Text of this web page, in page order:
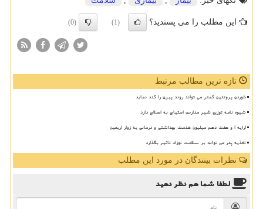
این مطلب را می پسندید؟ (1)
(0)
تازه ترین مطالب مرتبط
خوردن پروتئین کمتر می تواند روند پیری را کند نماید
شیوه نامه توزیع شیر مدارس احتیاج به اصلاح دارد
ارایه ۱ و هفت دهم میلیون خدمت بهداشتی و درمانی به زوار اربعین
تغذیه پدر می تواند بر سلامت نوزاد تاثیر بگذارد
نظرات بینندگان در مورد این مطلب
لطفا شما همنظر دهید